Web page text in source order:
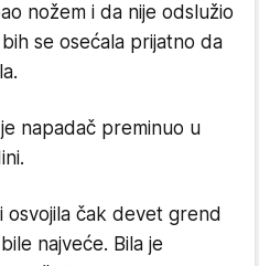
nožem i da nije odslužio
se osećala prijatno da
napadač preminuo u
osvojila čak devet grend
najveće. Bila je